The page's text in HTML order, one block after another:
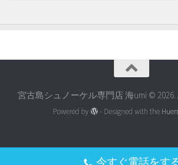
宮古島シュノーケル専門店 海umi © 2026.
Powered by - Designed with the
今すぐ電話をす